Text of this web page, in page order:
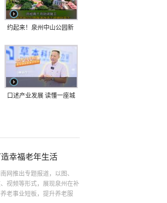
约起来！泉州中山公园新
口述产业发展 读懂一座城
幸福老年生活
网推出专题报道，以图、
视频等形式，展现泉州在补
老事业短板，提升养老服